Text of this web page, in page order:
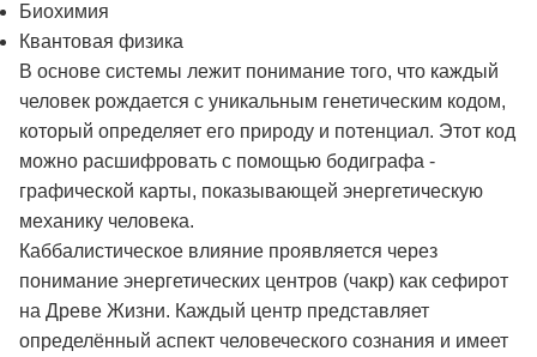
Биохимия
Квантовая физика
В основе системы лежит понимание того, что каждый
человек рождается с уникальным генетическим кодом,
который определяет его природу и потенциал. Этот код
можно расшифровать с помощью бодиграфа -
графической карты, показывающей энергетическую
механику человека.
Каббалистическое влияние проявляется через
понимание энергетических центров (чакр) как сефирот
на Древе Жизни. Каждый центр представляет
определённый аспект человеческого сознания и имеет